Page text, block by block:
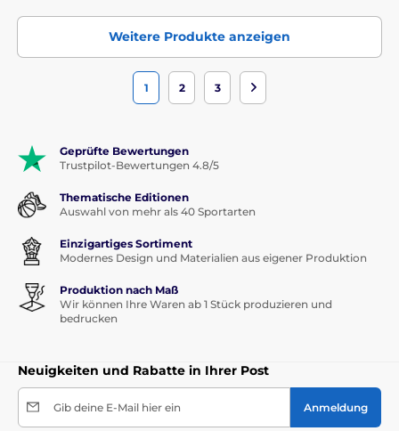
Weitere Produkte anzeigen
1 2 3
Geprüfte Bewertungen
Trustpilot-Bewertungen 4.8/5
Thematische Editionen
Auswahl von mehr als 40 Sportarten
Einzigartiges Sortiment
Modernes Design und Materialien aus eigener Produktion
Produktion nach Maß
Wir können Ihre Waren ab 1 Stück produzieren und
bedrucken
Neuigkeiten und Rabatte in Ihrer Post
Gib deine E-Mail hier ein Anmeldung